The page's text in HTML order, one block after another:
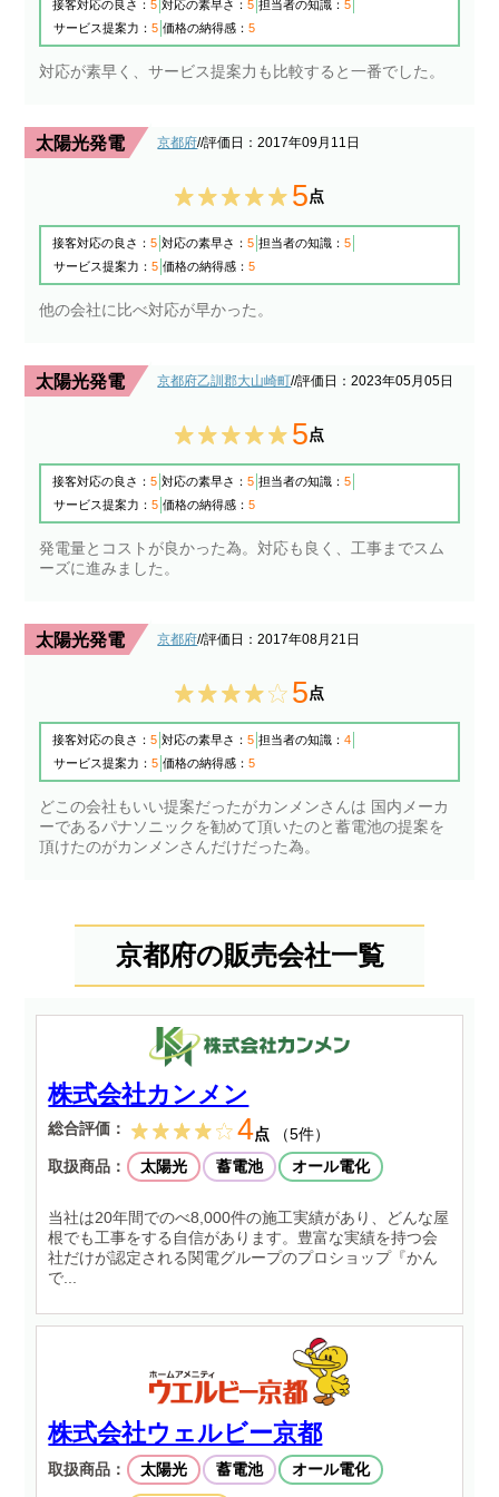
接客対応の良さ：5 対応の素早さ：5 担当者の知識：5
サービス提案力：5 価格の納得感：5
対応が素早く、サービス提案力も比較すると一番でした。
太陽光発電 京都府//評価日：2017年09月11日
5点
接客対応の良さ：5 対応の素早さ：5 担当者の知識：5
サービス提案力：5 価格の納得感：5
他の会社に比べ対応が早かった。
太陽光発電 京都府乙訓郡大山崎町//評価日：2023年05月05日
5点
接客対応の良さ：5 対応の素早さ：5 担当者の知識：5
サービス提案力：5 価格の納得感：5
発電量とコストが良かった為。対応も良く、工事までスム
ーズに進みました。
太陽光発電 京都府//評価日：2017年08月21日
5点
接客対応の良さ：5 対応の素早さ：5 担当者の知識：4
サービス提案力：5 価格の納得感：5
どこの会社もいい提案だったがカンメンさんは 国内メーカ
ーであるパナソニックを勧めて頂いたのと蓄電池の提案を
頂けたのがカンメンさんだけだった為。
京都府の販売会社一覧
株式会社カンメン
総合評価： 4点
（5件）
取扱商品：
太陽光 蓄電池 オール電化
当社は20年間でのべ8,000件の施工実績があり、どんな屋
根でも工事をする自信があります。豊富な実績を持つ会
社だけが認定される関電グループのプロショップ『かん
で...
株式会社ウェルビー京都
取扱商品： 太陽光 蓄電池 オール電化